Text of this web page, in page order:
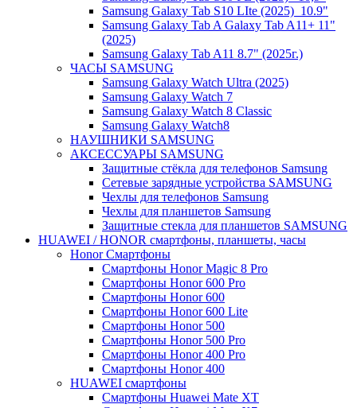
Samsung Galaxy Tab S10 LIte (2025)_10.9"
Samsung Galaxy Tab A Galaxy Tab A11+ 11"
(2025)
Samsung Galaxy Tab A11 8.7" (2025г.)
ЧАСЫ SAMSUNG
Samsung Galaxy Watch Ultra (2025)
Samsung Galaxy Watch 7
Samsung Galaxy Watch 8 Classic
Samsung Galaxy Watch8
НАУШНИКИ SAMSUNG
АКСЕССУАРЫ SAMSUNG
Защитные стёкла для телефонов Samsung
Сетевые зарядные устройства SAMSUNG
Чехлы для телефонов Samsung
Чехлы для планшетов Samsung
Защитные стекла для планшетов SAMSUNG
HUAWEI / HONOR cмартфоны, планшеты, часы
Honor Смартфоны
Смартфоны Honor Magic 8 Pro
Смартфоны Honor 600 Pro
Смартфоны Honor 600
Смартфоны Honor 600 Lite
Смартфоны Honor 500
Смартфоны Honor 500 Pro
Смартфоны Honor 400 Pro
Смартфоны Honor 400
HUAWEI cмартфоны
Смартфоны Huawei Mate XT